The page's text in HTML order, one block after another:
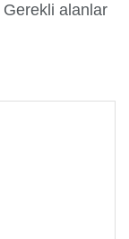
Gerekli alanlar